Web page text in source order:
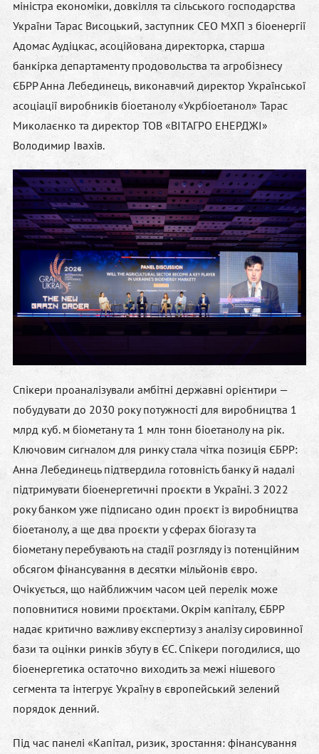
міністра економіки, довкілля та сільського господарства
України Тарас Висоцький, заступник СЕО МХП з біоенергії
Адомас Аудіцкас, асоційована директорка, старша
банкірка департаменту продовольства та агробізнесу
ЄБРРАнна Лебединець, виконавчий директор Української
асоціації виробників біоетанолу «Укрбіоетанол» Тарас
Миколаєнко та директор ТОВ «ВІТАГРО ЕНЕРДЖІ»
Володимир Івахів.
Спікери проаналізували амбітні державні орієнтири —
побудувати до 2030 року потужності для виробництва 1
млрд куб. м біометану та 1 млн тонн біоетанолу на рік.
Ключовим сигналом для ринку стала чітка позиція ЄБРР:
Анна Лебединецьпідтвердила готовність банку й надалі
підтримувати біоенергетичні проєкти в Україні. З 2022
року банком уже підписано один проєкт із виробництва
біоетанолу, а ще два проєкти у сферах біогазу та
біометану перебувають на стадії розгляду із потенційним
обсягом фінансування в десятки мільйонів євро.
Очікується, що найближчим часом цей перелік може
поповнитися новими проєктами. Окрім капіталу, ЄБРР
надає критично важливу експертизу з аналізу сировинної
бази та оцінки ринків збуту в ЄС. Спікери погодилися, що
біоенергетика остаточно виходить за межі нішевого
сегмента та інтегрує Україну в європейський зелений
порядок денний.
Під час панелі «Капітал, ризик, зростання: фінансування